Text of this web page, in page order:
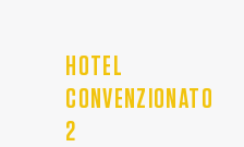
HOTEL
CONVENZIONATO
2